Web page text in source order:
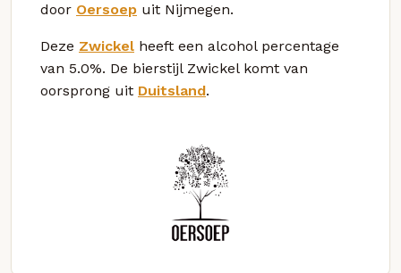
door Oersoep uit Nijmegen.
Deze Zwickel heeft een alcohol percentage
van 5.0%. De bierstijl Zwickel komt van
oorsprong uit Duitsland.